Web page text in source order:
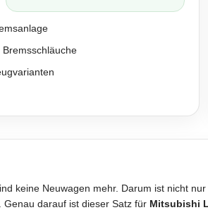
keine Neuwagen mehr. Darum ist nicht
darauf ist dieser Satz für Mitsubishi